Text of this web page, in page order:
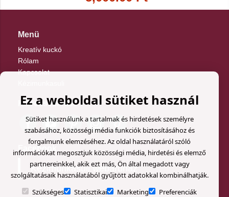
Menü
Kreatív kuckó
Rólam
Kapcsolat
Kövess minket
Facebook
Kézimunkasuli webáruház
Ez a weboldal sütiket használ
Sütiket használunk a tartalmak és hirdetések személyre
szabásához, közösségi média funkciók biztosításához és
forgalmunk elemzéséhez. Az oldal használatáról szóló
információkat megosztjuk közösségi média, hirdetési és elemző
partnereinkkel, akik ezt más, Ön által megadott vagy
szolgáltatásaik használatából gyűjtött adatokkal kombinálhatják.
Szükséges
Statisztikai Marketing
Preferenciák